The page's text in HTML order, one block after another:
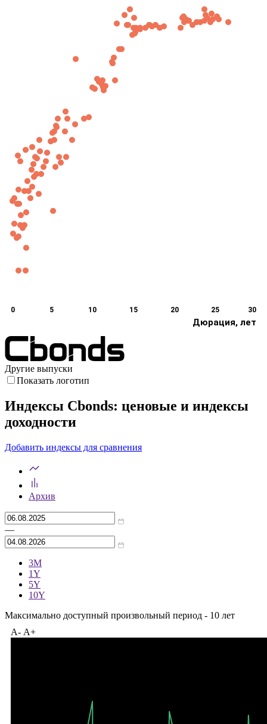
Дюрация, лет
0 5 10 15 20 25 30
Другие выпуски
Показать логотип
Индексы Cbonds: ценовые и индексы
доходности
Добавить индексы для сравнения
Архив
—
3M
1Y
5Y
10Y
Максимально доступный произвольный период - 10 лет